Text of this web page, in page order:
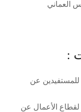
العماني
:
عن
الأعمال عن